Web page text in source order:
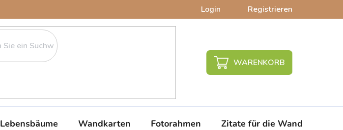
Login Registrieren
WARENKORB
Lebensbäume Wandkarten Fotorahmen Zitate für die Wand